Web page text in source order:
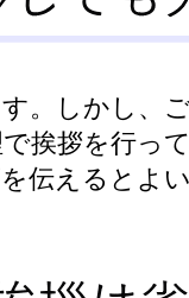
。しかし、
挨拶を行っ
伝えるとよい